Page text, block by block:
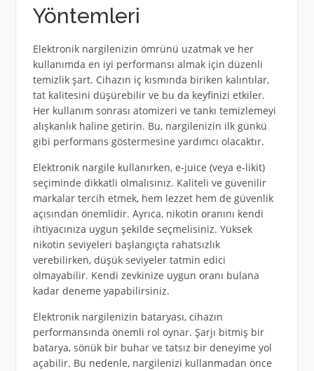
Yöntemleri
Elektronik nargilenizin ömrünü uzatmak ve her
kullanımda en iyi performansı almak için düzenli
temizlik şart. Cihazın iç kısmında biriken kalıntılar,
tat kalitesini düşürebilir ve bu da keyfinizi etkiler.
Her kullanım sonrası atomizeri ve tankı temizlemeyi
alışkanlık haline getirin. Bu, nargilenizin ilk günkü
gibi performans göstermesine yardımcı olacaktır.
Elektronik nargile kullanırken, e-juice (veya e-likit)
seçiminde dikkatli olmalısınız. Kaliteli ve güvenilir
markalar tercih etmek, hem lezzet hem de güvenlik
açısından önemlidir. Ayrıca, nikotin oranını kendi
ihtiyacınıza uygun şekilde seçmelisiniz. Yüksek
nikotin seviyeleri başlangıçta rahatsızlık
verebilirken, düşük seviyeler tatmin edici
olmayabilir. Kendi zevkinize uygun oranı bulana
kadar deneme yapabilirsiniz.
Elektronik nargilenizin bataryası, cihazın
performansında önemli rol oynar. Şarjı bitmiş bir
batarya, sönük bir buhar ve tatsız bir deneyime yol
açabilir. Bu nedenle, nargilenizi kullanmadan önce